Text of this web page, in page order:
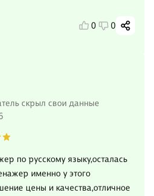
0 0
скрыл свои данные
по русскому языку,осталась
именно у этого
цены и качества,отличное